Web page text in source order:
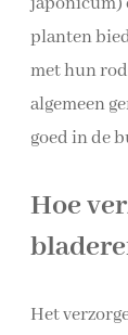
planten
met hun
algemeen
goed in de
Hoe
Het